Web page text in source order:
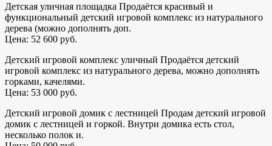
Детская уличная площадка Продаётся красивый и
функциональный детский игровой комплекс из натурального
дерева (можно дополнять доп.
Цена: 52 600 руб.
Детский игровой комплекс уличный Продаётся детский
игровой комплекс из натурального дерева, можно дополнять
горками, качелями.
Цена: 53 000 руб.
Детский игровой домик с лестницей Продам детский игровой
домик с лестницей и горкой. Внутри домика есть стол,
несколько полок и.